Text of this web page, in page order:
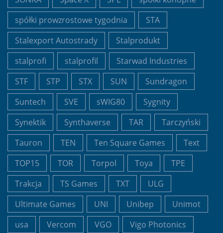
spółki prowzrostowe tygodnia
STA
Stalexport Autostrady
Stalprodukt
stalprofi
stalprofil
Starwad Industries
STF
STP STX SUN
Sundragon
Suntech
SVE sWIG80
Sygnity
Synektik
Synthaverse TAR
Tarczyński
Tauron
TEN Ten Square Games
Text
TOP15
TOR Torpol Toya
TPE
Trakcja
TS Games TXT
ULG
Ultimate Games
UNI Unibep
Unimot
usa
Vercom VGO
Vigo Photonics